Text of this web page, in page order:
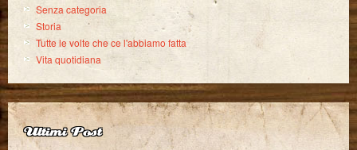
Senza categoria
Storia
Tutte le volte che ce l'abbiamo fatta
Vita quotidiana
Ultimi Post